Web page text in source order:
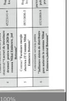
100%